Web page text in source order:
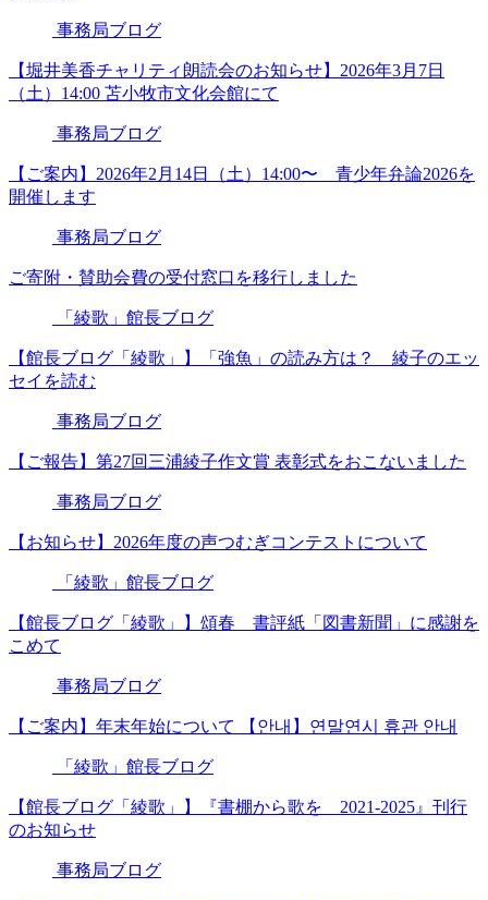
事務局ブログ
【堀井美香チャリティ朗読会のお知らせ】2026年3月7日
（土）14:00 苫小牧市文化会館にて
事務局ブログ
【ご案内】2026年2月14日（土）14:00〜 青少年弁論2026を
開催します
事務局ブログ
ご寄附・賛助会費の受付窓口を移行しました
「綾歌」館長ブログ
【館長ブログ「綾歌」】「強魚」の読み方は？ 綾子のエッ
セイを読む
事務局ブログ
【ご報告】第27回三浦綾子作文賞 表彰式をおこないました
事務局ブログ
【お知らせ】2026年度の声つむぎコンテストについて
「綾歌」館長ブログ
【館長ブログ「綾歌」】頌春 書評紙「図書新聞」に感謝を
こめて
事務局ブログ
【ご案内】年末年始について 【안내】연말연시 휴관 안내
「綾歌」館長ブログ
【館長ブログ「綾歌」】『書棚から歌を 2021-2025』刊行
のお知らせ
事務局ブログ